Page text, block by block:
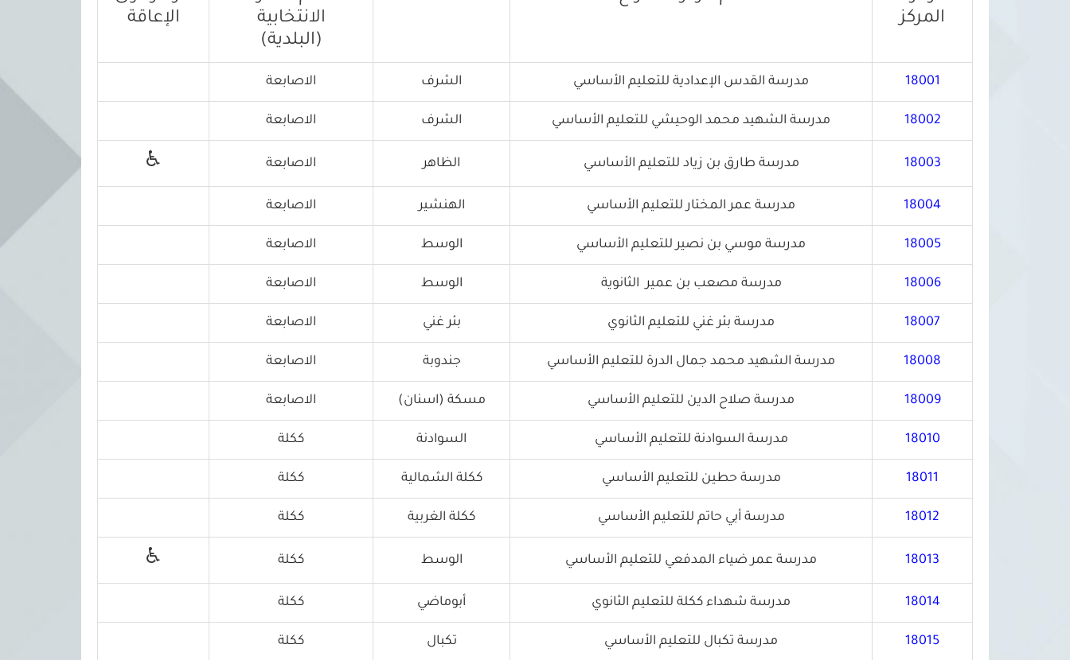
المركز
الانتخابية
(البلدية)
الإعاقة
18001 مدرسة القدس الإعدادية للتعليم الأساسي الشرف الاصابعة
18002 مدرسة الشهيد محمد الوحيشي للتعليم الأساسي الشرف الاصابعة
18003 مدرسة طارق بن زياد للتعليم الأساسي الظاهر الاصابعة ♿
18004 مدرسة عمر المختار للتعليم الأساسي الهنشير الاصابعة
18005 مدرسة موسي بن نصير للتعليم الأساسي الوسط الاصابعة
18006 مدرسة مصعب بن عمير الثانوية الوسط الاصابعة
18007 مدرسة بئر غني للتعليم الثانوي بئر غني الاصابعة
18008 مدرسة الشهيد محمد جمال الدرة للتعليم الأساسي جندوبة الاصابعة
18009 مدرسة صلاح الدين للتعليم الأساسي مسكة (اسنان) الاصابعة
18010 مدرسة السوادنة للتعليم الأساسي السوادنة ككلة
18011 مدرسة حطين للتعليم الأساسي ككلة الشمالية ككلة
18012 مدرسة أبي حاتم للتعليم الأساسي ككلة الغربية ككلة
18013 مدرسة عمر ضياء المدفعي للتعليم الأساسي الوسط ككلة ♿
18014 مدرسة شهداء ككلة للتعليم الثانوي أبوماضي ككلة
18015 مدرسة تكبال للتعليم الأساسي تكبال ككلة